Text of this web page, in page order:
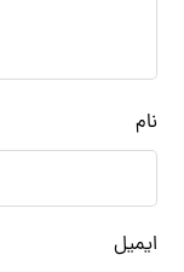
نام
ایمیل